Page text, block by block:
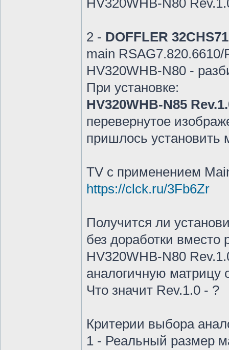
HV320WHB-N80
2 - DOFFLER 32CHS71
main RSAG7.820.6610/
HV320WHB-N80 -
При установке:
HV320WHB-N85
перевернутое
пришлось установить
ТV с применением
https://clck.ru/3Fb6Zr
Получится ли
без доработки вместо
HV320WHB-N80
аналогичную матрицу
Что значит Rev.1.0 - ?
Критерии выбора
1 - Реальный размер